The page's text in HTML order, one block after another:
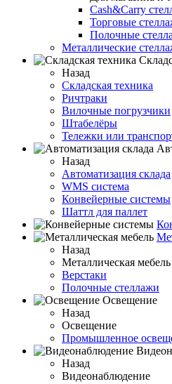
Cash&Carry
Торговые
Полочные
Металлические
Назад
Складская техника
Ричтраки
Вилочные погрузчики
Штабелёры
Тележки или
Назад
Автоматизация склада
WMS система
Конвейерные системы
Шаттл для паллет
Назад
Металлическая мебель
Верстаки
Полочные стеллажи
Освещение
Назад
Освещение
Промышленное
Назад
Видеонаблюдение